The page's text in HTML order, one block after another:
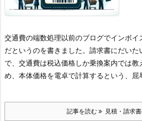
交通費の端数処理以前のブログでインボ
だというのを書きました。請求書にだい
で、交通費は税込価格しか乗換案内では教
め、本体価格を電卓で計算するという、屈
記事を読む 見積・請求